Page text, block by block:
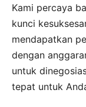
Kami percaya
kunci
mendapatkan
dengan
untuk
tepat untuk